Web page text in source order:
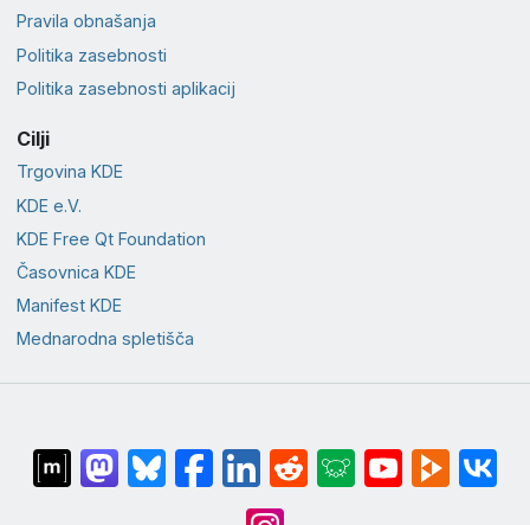
Pravila obnašanja
Politika zasebnosti
Politika zasebnosti aplikacij
Cilji
Trgovina KDE
KDE e.V.
KDE Free Qt Foundation
Časovnica KDE
Manifest KDE
Mednarodna spletišča